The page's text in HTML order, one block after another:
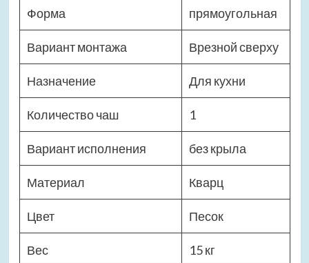
Форма прямоугольная
Вариант монтажа Врезной сверху
Назначение Для кухни
Количество чаш 1
Вариант исполнения без крыла
Материал Кварц
Цвет Песок
Вес 15 кг